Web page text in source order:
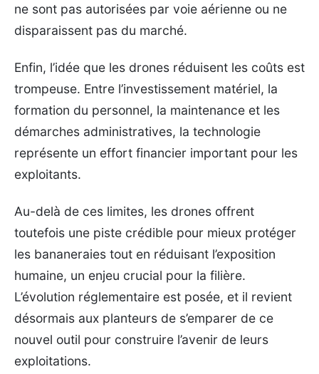
ne sont pas autorisées par voie aérienne ou ne
disparaissent pas du marché.
Enfin, l’idée que les drones réduisent les coûts est
trompeuse. Entre l’investissement matériel, la
formation du personnel, la maintenance et les
démarches administratives, la technologie
représente un effort financier important pour les
exploitants.
Au-delà de ces limites, les drones offrent
toutefois une piste crédible pour mieux protéger
les bananeraies tout en réduisant l’exposition
humaine, un enjeu crucial pour la filière.
L’évolution réglementaire est posée, et il revient
désormais aux planteurs de s’emparer de ce
nouvel outil pour construire l’avenir de leurs
exploitations.